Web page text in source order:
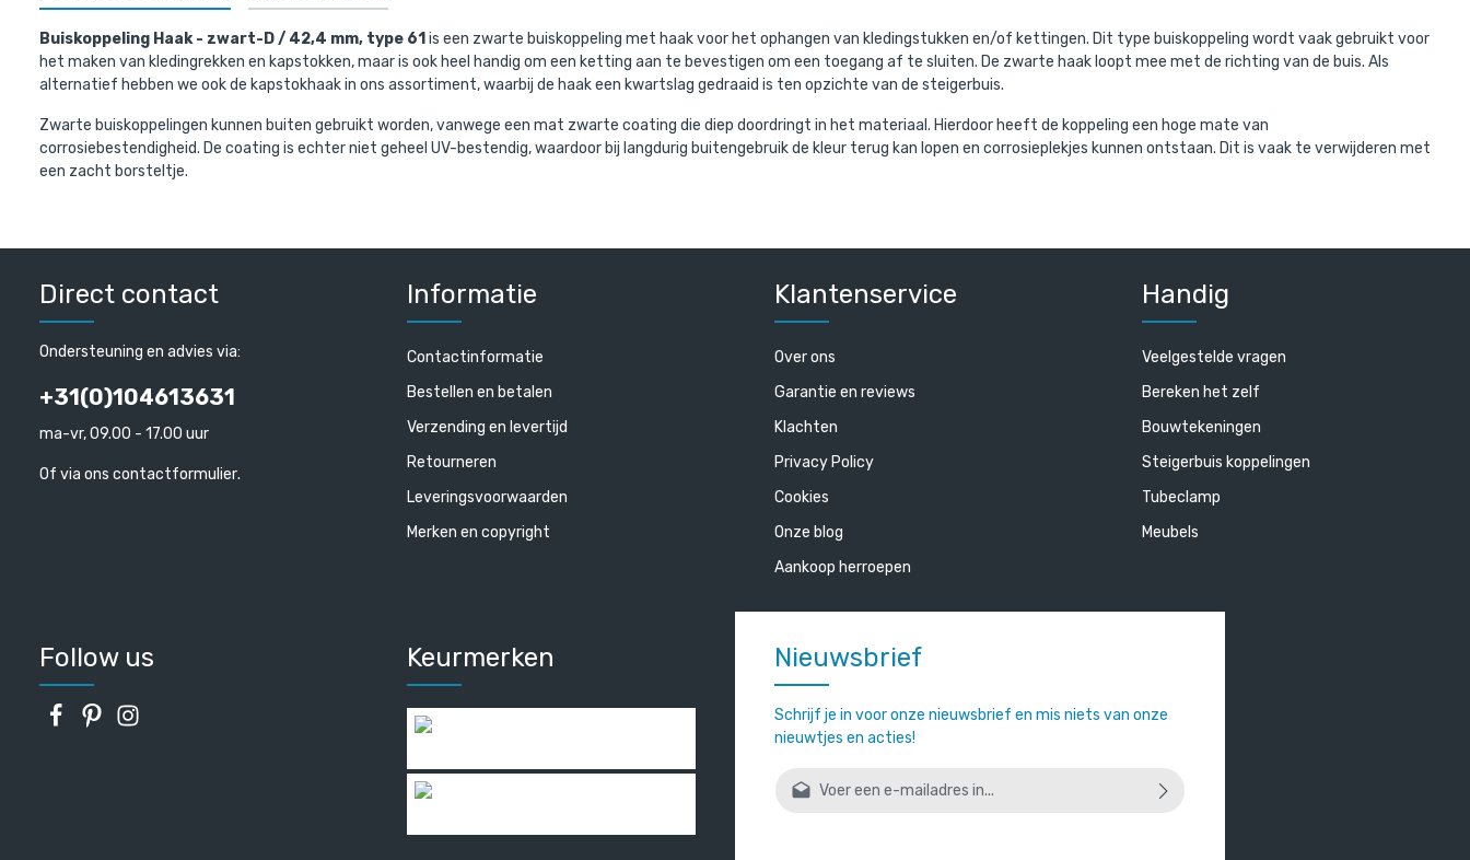
Buiskoppeling Haak - zwart-D / 42,4 mm, type 61 is een zwarte buiskoppeling met haak voor het ophangen van kledingstukken en/of kettingen. Dit type buiskoppeling wordt vaak gebruikt voor
het maken van kledingrekken en kapstokken, maar is ook heel handig om een ketting aan te bevestigen om een toegang af te sluiten. De zwarte haak loopt mee met de richting van de buis. Als
alternatief hebben we ook de kapstokhaak in ons assortiment, waarbij de haak een kwartslag gedraaid is ten opzichte van de steigerbuis.
Zwarte buiskoppelingen kunnen buiten gebruikt worden, vanwege een mat zwarte coating die diep doordringt in het materiaal. Hierdoor heeft de koppeling een hoge mate van
corrosiebestendigheid. De coating is echter niet geheel UV-bestendig, waardoor bij langdurig buitengebruik de kleur terug kan lopen en corrosieplekjes kunnen ontstaan. Dit is vaak te verwijderen met
een zacht borsteltje.
€ 718,85 excl. BTW € 15,95 excl. BTW
Nieuwsbrief
Schrijf je in voor onze nieuwsbrief en mis niets van onze
nieuwtjes en acties!
E-mailadres*
Follow us Keurmerken
Direct contact
Ondersteuning en advies via:
+31(0)104613631
ma-vr, 09.00 - 17.00 uur
Of via ons contactformulier.
Informatie
Contactinformatie
Bestellen en betalen
Verzending en levertijd
Retourneren
Leveringsvoorwaarden
Merken en copyright
Klantenservice
Over ons
Garantie en reviews
Klachten
Privacy Policy
Cookies
Onze blog
Aankoop herroepen
Handig
Veelgestelde vragen
Bereken het zelf
Bouwtekeningen
Steigerbuis koppelingen
Tubeclamp
Meubels